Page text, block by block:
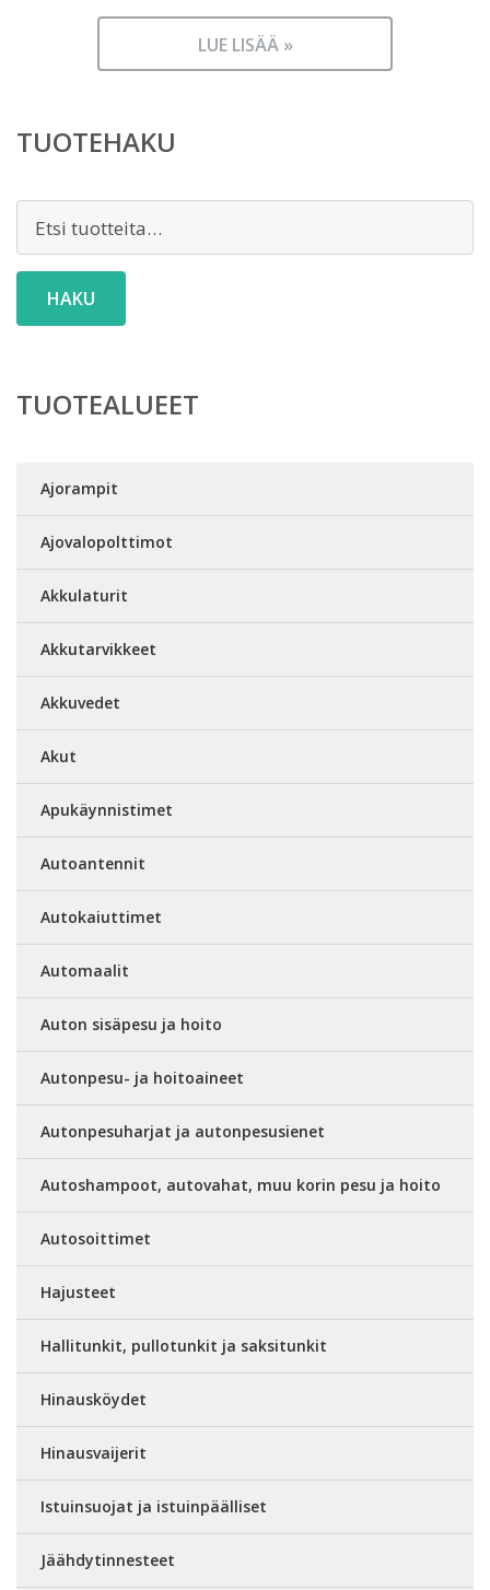
LUE LISÄÄ »
TUOTEHAKU
HAKU
TUOTEALUEET
Ajorampit
Ajovalopolttimot
Akkulaturit
Akkutarvikkeet
Akkuvedet
Akut
Apukäynnistimet
Autoantennit
Autokaiuttimet
Automaalit
Auton sisäpesu ja hoito
Autonpesu- ja hoitoaineet
Autonpesuharjat ja autonpesusienet
Autoshampoot, autovahat, muu korin pesu ja hoito
Autosoittimet
Hajusteet
Hallitunkit, pullotunkit ja saksitunkit
Hinausköydet
Hinausvaijerit
Istuinsuojat ja istuinpäälliset
Jäähdytinnesteet